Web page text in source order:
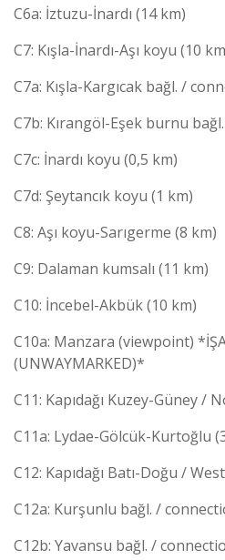
C6a: İztuzu-İnardı (14 km)
C7: Kışla-İnardı-Aşı koyu (10
C7a: Kışla-Kargıcak bağl. /
C7b: Kırangöl-Eşek burnu
C7c: İnardı koyu (0,5 km)
C7d: Şeytancık koyu (1 km)
C8: Aşı koyu-Sarıgerme (8 km)
C9: Dalaman kumsalı (11 km)
C10: İncebel-Akbük (10 km)
C10a: Manzara (viewpoint)
(UNWAYMARKED)*
C11: Kapıdağı Kuzey-Güney /
C11a: Lydae-Gölcük-Kurtoğlu
C12: Kapıdağı Batı-Doğu /
C12a: Kurşunlu bağl. /
C12b: Yavansu bağl. /